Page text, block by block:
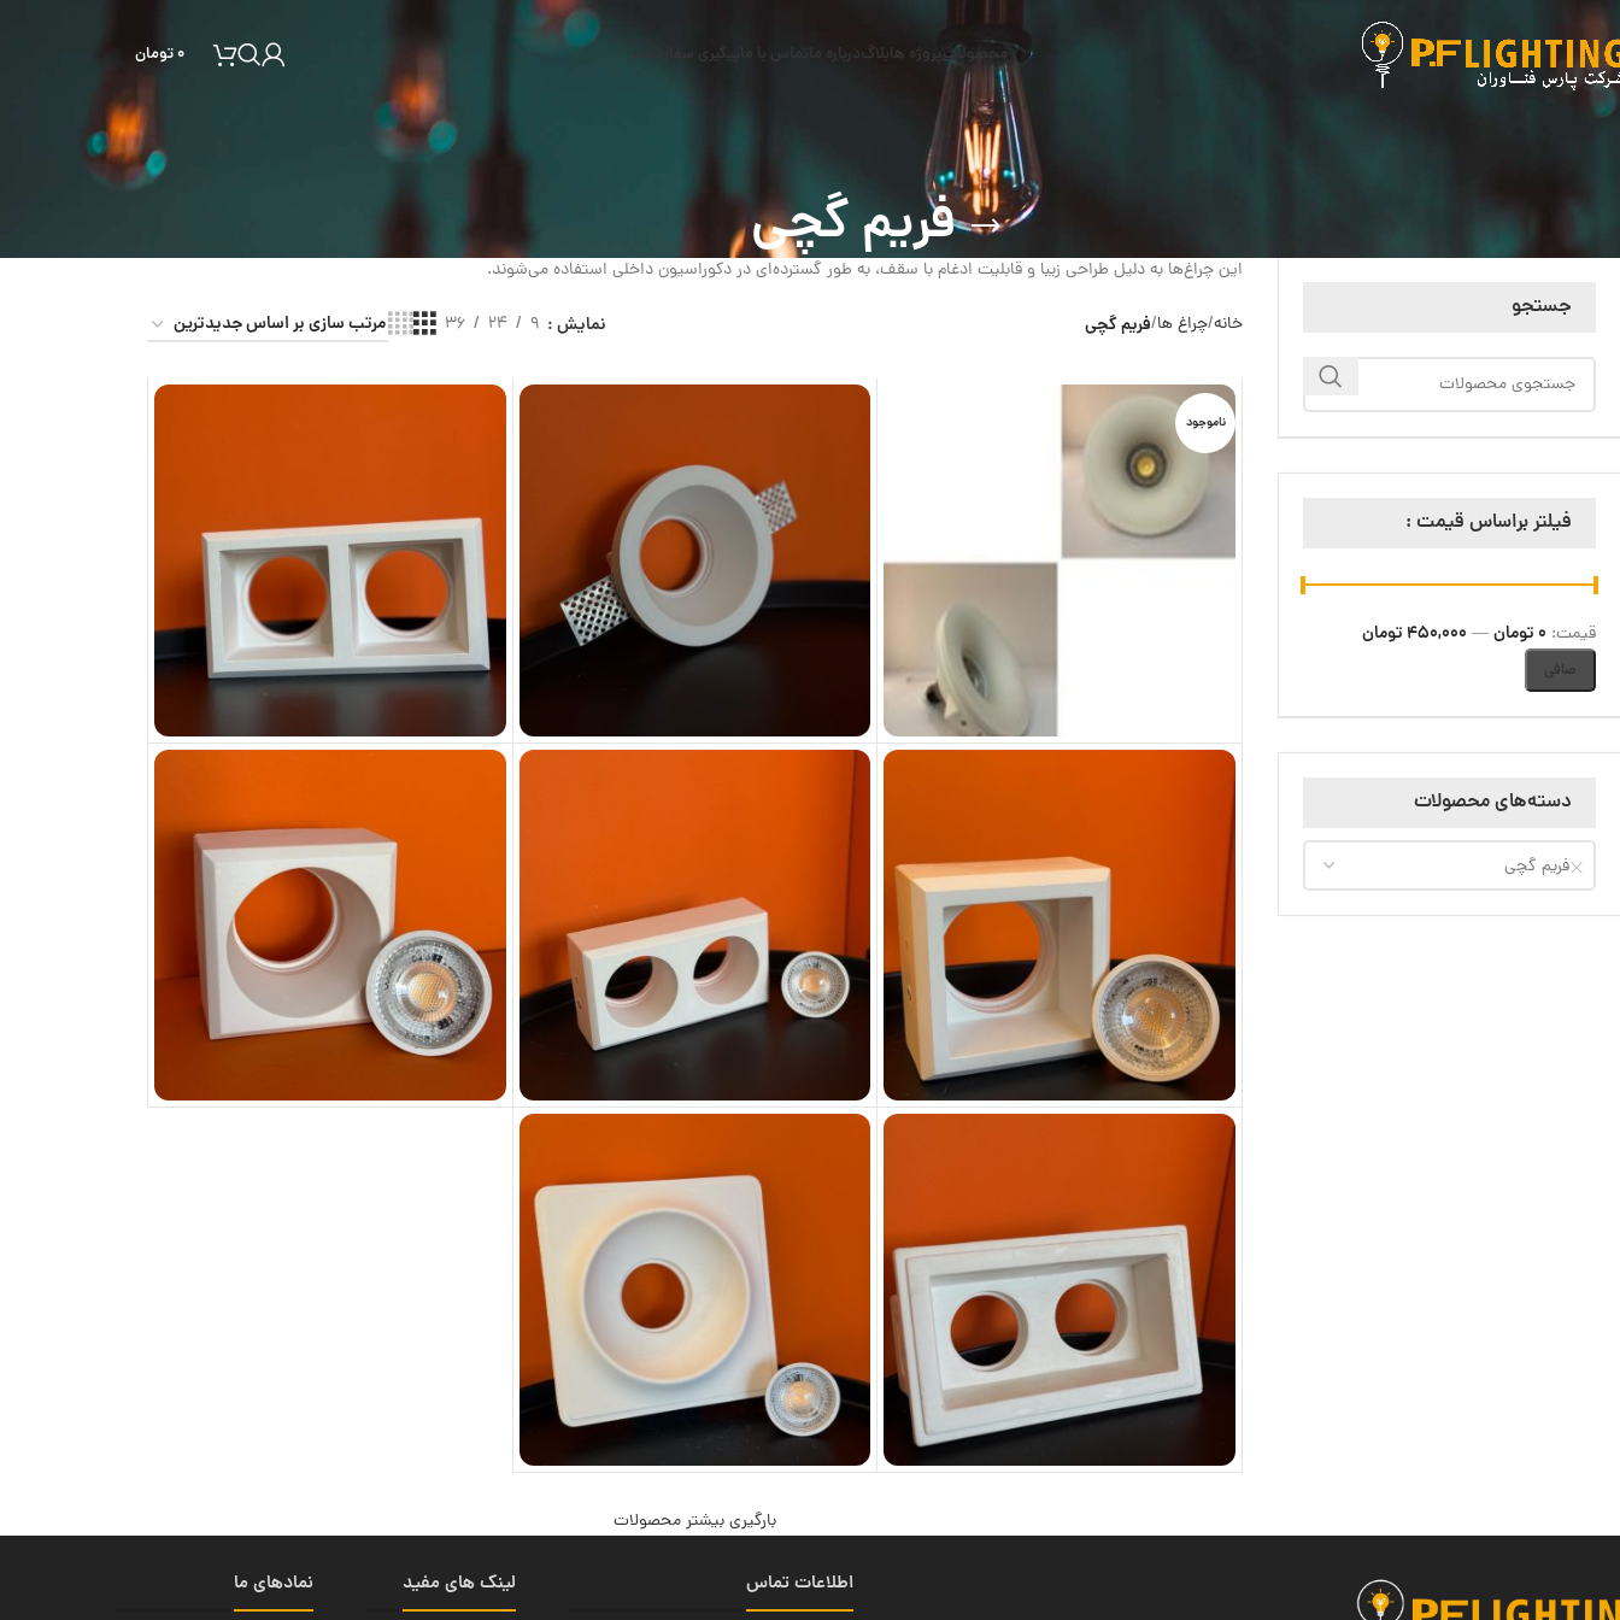
محصولات پروژه هابلاگدرباره ما تماس با ما پیگیری سفارشات ۰تومان
فریم گچی
جستجو
فیلتر براساس قیمت :
صافی
قيمت: 0 تومان — 450,000 تومان
دسته‌های محصولات
فریم گچی
این چراغ‌ها به دلیل طراحی زیبا و قابلیت ادغام با سقف، به طور گسترده‌ای در دکوراسیون داخلی استفاده می‌شوند.
خانه چراغ ها فریم گچی نمایش 9
24
36
ناموجود
بارگیری بیشتر محصولات
اطلاعات تماس لینک های مفید نمادهای ما